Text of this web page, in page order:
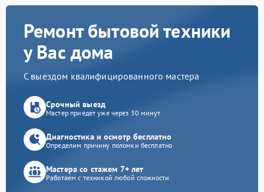
Ремонт бытовой техники
у Вас дома
С выездом квалифицированного мастера
Срочный выезд
Мастер приедет уже через 30 минут
Диагностика и осмотр бесплатно
Определим причину поломки бесплатно
Мастера со стажем 7+ лет
Работаем с техникой любой сложности